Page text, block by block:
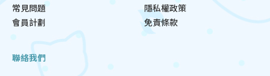
會員計劃
免責條款
聯絡我們
[email protected]